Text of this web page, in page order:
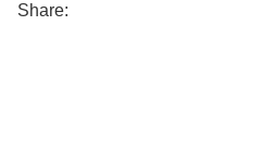
Share: